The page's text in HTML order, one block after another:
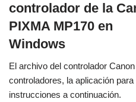
controlador de la
PIXMA MP170 en
Windows
El archivo del controlador
controladores, la aplicación
instrucciones a continuación.